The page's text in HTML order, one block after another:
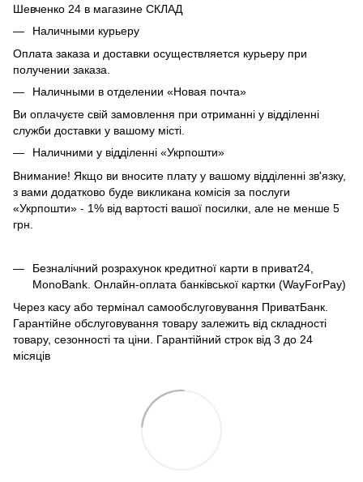
Шевченко 24 в магазине СКЛАД
Наличными курьеру
Оплата заказа и доставки осуществляется курьеру при
получении заказа.
Наличными в отделении «Новая почта»
Ви оплачуєте свій замовлення при отриманні у відділенні
служби доставки у вашому місті.
Наличними у відділенні «Укрпошти»
Внимание! Якщо ви вносите плату у вашому відділенні зв'язку,
з вами додатково буде викликана комісія за послуги
«Укрпошти» - 1% від вартості вашої посилки, але не менше 5
грн.
Безналічний розрахунок кредитної карти в приват24,
MonoBank. Онлайн-оплата банківської картки (WayForPay)
Через касу або термінал самообслуговування ПриватБанк.
Гарантійне обслуговування товару залежить від складності
товару, сезонності та ціни. Гарантійний строк від 3 до 24
місяців